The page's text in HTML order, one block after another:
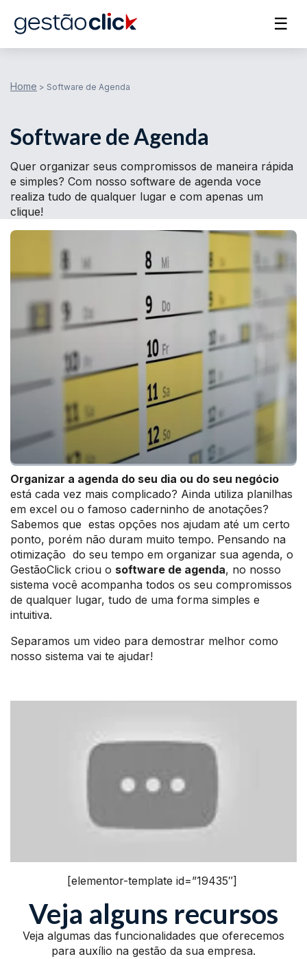
☰
Home > Software de Agenda
Software de Agenda
Quer organizar seus compromissos de maneira rápida
e simples? Com nosso software de agenda voce
realiza tudo de qualquer lugar e com apenas um
clique!
Organizar a agenda do seu dia ou do seu negócio
está cada vez mais complicado? Ainda utiliza planilhas
em excel ou o famoso caderninho de anotações?
Sabemos que estas opções nos ajudam até um certo
ponto, porém não duram muito tempo. Pensando na
otimização do seu tempo em organizar sua agenda, o
GestãoClick criou o software de agenda, no nosso
sistema você acompanha todos os seu compromissos
de qualquer lugar, tudo de uma forma simples e
intuitiva.
Separamos um video para demostrar melhor como
nosso sistema vai te ajudar!
[elementor-template id=”19435″]
Veja alguns recursos
Veja algumas das funcionalidades que oferecemos
para auxílio na gestão da sua empresa.